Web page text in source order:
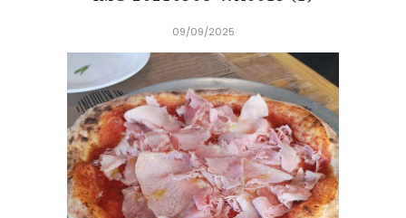
CONTACTO
SOBRE MÍ
¿TE GUSTARÍA UNIRTE A NUESTRA AVENTURA GASTRON
ÓMICA?
ÚNETE A LA NEWSLETTER
RECOMENDACIONES
09/09/2025